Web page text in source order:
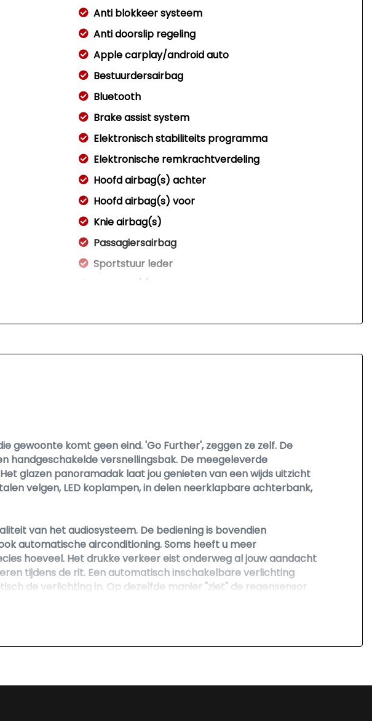
Anti blokkeer systeem
Anti doorslip regeling
Apple carplay/android auto
Bestuurdersairbag
Bluetooth
Brake assist system
Elektronisch stabiliteits programma
Elektronische remkrachtverdeling
Hoofd airbag(s) achter
Hoofd airbag(s) voor
Knie airbag(s)
Passagiersairbag
Sportstuur leder
Airco automatisch
Elektrische ramen voor en achter
Lendesteun(en) verstelbaar
Middenarmsteun voor
Stuur leder
Stuur verstelbaar
Stuurbekrachtiging
Voorstoelen verwarmd
gewoonte komt geen eind. 'Go Further', zeggen ze zelf. De
handgeschakelde versnellingsbak. De meegeleverde
glazen panoramadak laat jou genieten van een wijds uitzicht
velgen, LED koplampen, in delen neerklapbare achterbank,
van het audiosysteem. De bediening is bovendien
automatische airconditioning. Soms heeft u meer
hoeveel. Het drukke verkeer eist onderweg al jouw aandacht
tijdens de rit. Een automatisch inschakelbare verlichting
de verlichting in. Op dezelfde manier "ziet" de regensensor
behoorlijk compleet.
de hill hold control is geen helling meer een probleem om
zelf bekijken.